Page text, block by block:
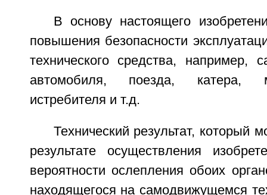
В основу настоящего
повышения безопасности
технического средства, например,
автомобиля, поезда, катера,
истребителя и т.д.
Технический результат, который
результате осуществления
вероятности ослепления обоих
находящегося на самодвижущемся